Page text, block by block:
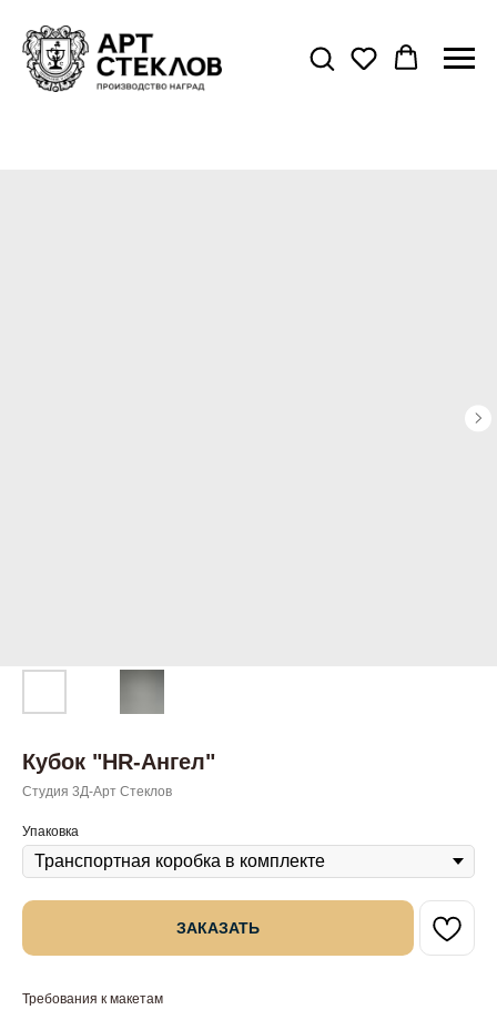
Кубок "HR-Ангел"
Студия 3Д-Арт Стеклов
Упаковка
ЗАКАЗАТЬ
Требования к макетам